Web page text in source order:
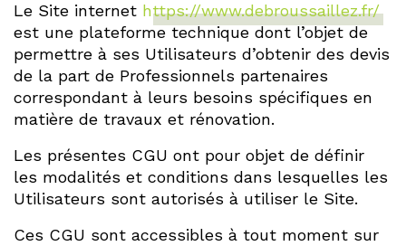
Le Site internet https://www.debroussaillez.fr/
est une plateforme technique dont l’objet de
permettre à ses Utilisateurs d’obtenir des devis
de la part de Professionnels partenaires
correspondant à leurs besoins spécifiques en
matière de travaux et rénovation.
Les présentes CGU ont pour objet de définir
les modalités et conditions dans lesquelles les
Utilisateurs sont autorisés à utiliser le Site.
Ces CGU sont accessibles à tout moment sur